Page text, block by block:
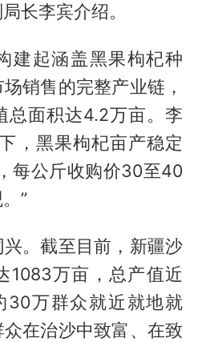
长李宾介绍。
建起涵盖黑果枸杞种
销售的完整产业链，
总面积达4.2万亩。李
，黑果枸杞亩产稳定
每公斤收购价30至40
”
。截至目前，新疆沙
1083万亩，总产值近
30万群众就近就地就
在治沙中致富、在致